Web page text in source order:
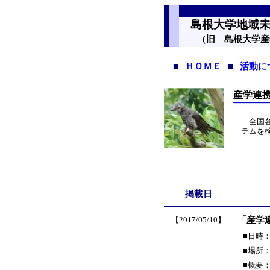
島根大学地域
（旧 島根大学
■ ＨＯＭＥ ■ 活動に
産学連
全国
テムを
掲載日
【2017/05/10】 「産学
■日時
■場所
■概要